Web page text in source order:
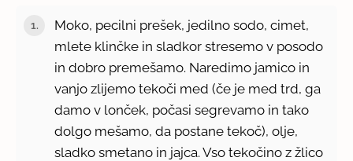
Moko, pecilni prešek, jedilno sodo, cimet,
mlete klinčke in sladkor stresemo v posodo
in dobro premešamo. Naredimo jamico in
vanjo zlijemo tekoči med (če je med trd, ga
damo v lonček, počasi segrevamo in tako
dolgo mešamo, da postane tekoč), olje,
sladko smetano in jajca. Vso tekočino z žlico